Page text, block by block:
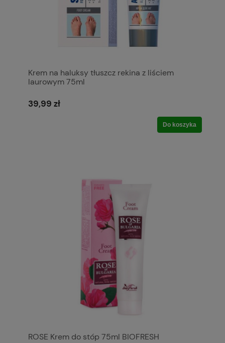
Krem na haluksy tłuszcz rekina z liściem
laurowym 75ml
39,99 zł
Do koszyka
ROSE Krem do stóp 75ml BIOFRESH